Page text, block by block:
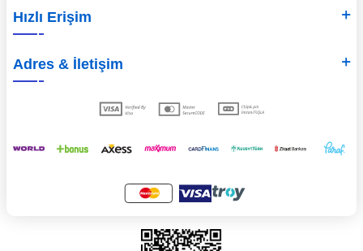
Hızlı Erişim
Adres & İletişim